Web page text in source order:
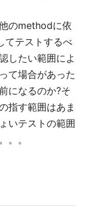
のmethodに依
てテストするべ
したい範囲によ
て場合があった
になるのか?そ
指す範囲はあま
いテストの範囲
。。